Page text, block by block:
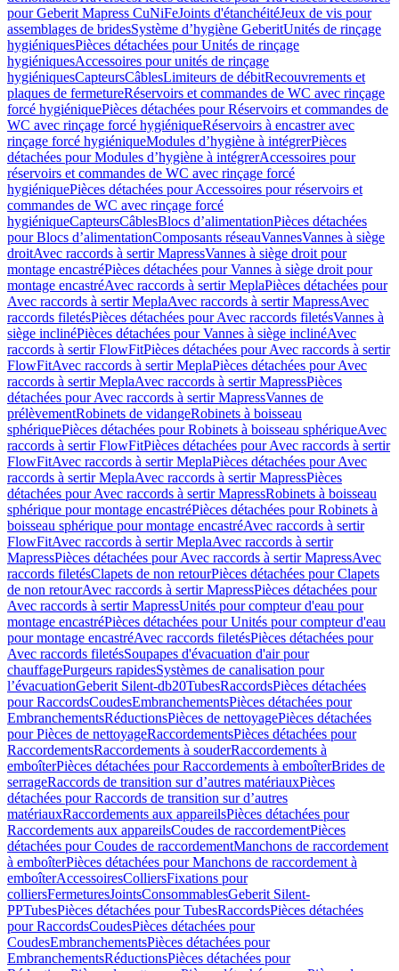
pour Geberit Mapress CuNiFeJoints d'étanchéitéJeux de vis pour
assemblages de bridesSystème d’hygiène GeberitUnités de rinçage
hygiéniquesPièces détachées pour Unités de rinçage
hygiéniquesAccessoires pour unités de rinçage
hygiéniquesCapteursCâblesLimiteurs de débitRecouvrements et
plaques de fermetureRéservoirs et commandes de WC avec rinçage
forcé hygiéniquePièces détachées pour Réservoirs et commandes de
WC avec rinçage forcé hygiéniqueRéservoirs à encastrer avec
rinçage forcé hygiéniqueModules d’hygiène à intégrerPièces
détachées pour Modules d’hygiène à intégrerAccessoires pour
réservoirs et commandes de WC avec rinçage forcé
hygiéniquePièces détachées pour Accessoires pour réservoirs et
commandes de WC avec rinçage forcé
hygiéniqueCapteursCâblesBlocs d’alimentationPièces détachées
pour Blocs d’alimentationComposants réseauVannesVannes à siège
droitAvec raccords à sertir MapressVannes à siège droit pour
montage encastréPièces détachées pour Vannes à siège droit pour
montage encastréAvec raccords à sertir MeplaPièces détachées pour
Avec raccords à sertir MeplaAvec raccords à sertir MapressAvec
raccords filetésPièces détachées pour Avec raccords filetésVannes à
siège inclinéPièces détachées pour Vannes à siège inclinéAvec
raccords à sertir FlowFitPièces détachées pour Avec raccords à sertir
FlowFitAvec raccords à sertir MeplaPièces détachées pour Avec
raccords à sertir MeplaAvec raccords à sertir MapressPièces
détachées pour Avec raccords à sertir MapressVannes de
prélèvementRobinets de vidangeRobinets à boisseau
sphériquePièces détachées pour Robinets à boisseau sphériqueAvec
raccords à sertir FlowFitPièces détachées pour Avec raccords à sertir
FlowFitAvec raccords à sertir MeplaPièces détachées pour Avec
raccords à sertir MeplaAvec raccords à sertir MapressPièces
détachées pour Avec raccords à sertir MapressRobinets à boisseau
sphérique pour montage encastréPièces détachées pour Robinets à
boisseau sphérique pour montage encastréAvec raccords à sertir
FlowFitAvec raccords à sertir MeplaAvec raccords à sertir
MapressPièces détachées pour Avec raccords à sertir MapressAvec
raccords filetésClapets de non retourPièces détachées pour Clapets
de non retourAvec raccords à sertir MapressPièces détachées pour
Avec raccords à sertir MapressUnités pour compteur d'eau pour
montage encastréPièces détachées pour Unités pour compteur d'eau
pour montage encastréAvec raccords filetésPièces détachées pour
Avec raccords filetésSoupapes d'évacuation d'air pour
chauffagePurgeurs rapidesSystèmes de canalisation pour
l’évacuationGeberit Silent-db20TubesRaccordsPièces détachées
pour RaccordsCoudesEmbranchementsPièces détachées pour
EmbranchementsRéductionsPièces de nettoyagePièces détachées
pour Pièces de nettoyageRaccordementsPièces détachées pour
RaccordementsRaccordements à souderRaccordements à
emboîterPièces détachées pour Raccordements à emboîterBrides de
serrageRaccords de transition sur d’autres matériauxPièces
détachées pour Raccords de transition sur d’autres
matériauxRaccordements aux appareilsPièces détachées pour
Raccordements aux appareilsCoudes de raccordementPièces
détachées pour Coudes de raccordementManchons de raccordement
à emboîterPièces détachées pour Manchons de raccordement à
emboîterAccessoiresColliersFixations pour
colliersFermeturesJointsConsommablesGeberit Silent-
PPTubesPièces détachées pour TubesRaccordsPièces détachées
pour RaccordsCoudesPièces détachées pour
CoudesEmbranchementsPièces détachées pour
EmbranchementsRéductionsPièces détachées pour